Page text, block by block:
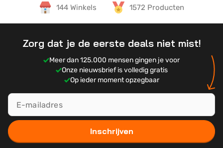
144 Winkels 1572 Producten
Zorg dat je de eerste deals niet mist!
Meer dan 125.000 mensen gingen je voor
Onze nieuwsbrief is volledig gratis
Op ieder moment opzegbaar
Inschrijven